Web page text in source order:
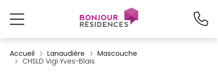
Accueil Lanaudière
Mascouche
CHSLD Vigi Yves-Blais